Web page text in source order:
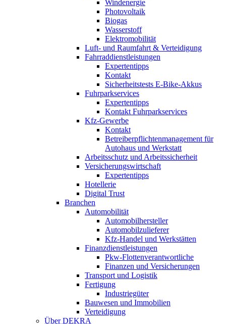
Windenergie
Photovoltaik
Biogas
Wasserstoff
Elektromobilität
Luft- und Raumfahrt & Verteidigung
Fahrraddienstleistungen
Expertentipps
Kontakt
Sicherheitstests E-Bike-Akkus
Fuhrparkservices
Expertentipps
Kontakt Fuhrparkservices
Kfz-Gewerbe
Kontakt
Betreiberpflichtenmanagement für
Autohaus und Werkstatt
Arbeitsschutz und Arbeitssicherheit
Versicherungswirtschaft
Expertentipps
Hotellerie
Digital Trust
Branchen
Automobilität
Automobilhersteller
Automobilzulieferer
Kfz-Handel und Werkstätten
Finanzdienstleistungen
Pkw‑Flottenverantwortliche
Finanzen und Versicherungen
Transport und Logistik
Fertigung
Industriegüter
Bauwesen und Immobilien
Verteidigung
Über DEKRA